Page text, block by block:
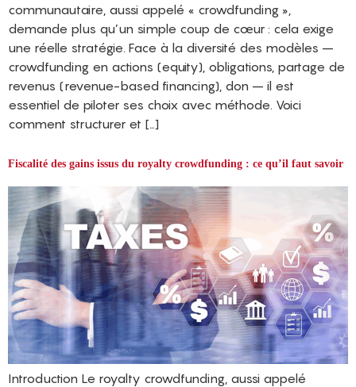
communautaire, aussi appelé « crowdfunding »,
demande plus qu’un simple coup de cœur : cela exige
une réelle stratégie. Face à la diversité des modèles –
crowdfunding en actions (equity), obligations, partage de
revenus (revenue-based financing), don – il est
essentiel de piloter ses choix avec méthode. Voici
comment structurer et […]
Fiscalité des gains issus du royalty crowdfunding : ce qu’il faut savoir
Introduction Le royalty crowdfunding, aussi appelé